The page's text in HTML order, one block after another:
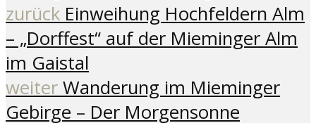
zurück Einweihung Hochfeldern Alm
– „Dorffest“ auf der Mieminger Alm
im Gaistal
weiter Wanderung im Mieminger
Gebirge – Der Morgensonne